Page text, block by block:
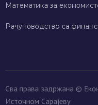
Математика за
Рачуноводство са
Сва права задржана ©
Источном Сарајеву